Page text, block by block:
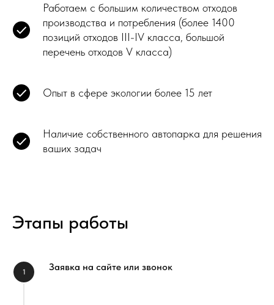
Работаем с большим количеством отходов
производства и потребления (более 1400
позиций отходов III-IV класса, большой
перечень отходов V класса)
Опыт в сфере экологии более 15 лет
Наличие собственного автопарка для решения
ваших задач
Этапы работы
1 Заявка на сайте или звонок